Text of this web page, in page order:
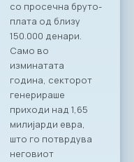
професионалност
а се среќава со
вистинските
Ragusa Group како
наш патрон
партнер, членките
на МАСИТ добиваат
моќен сојузник кој
гарантира
беспрекорна